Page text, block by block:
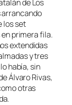
deLos
arrancando
losset
primera fila.
extendidas
y tres
había, sin
Álvaro Rivas,
otras